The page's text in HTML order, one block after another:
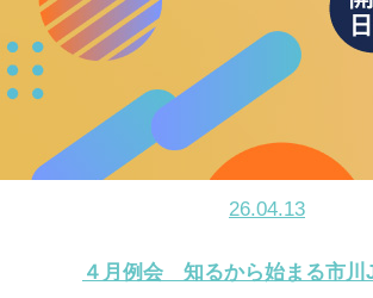
26.04.13
４月例会 知るから始まる市川